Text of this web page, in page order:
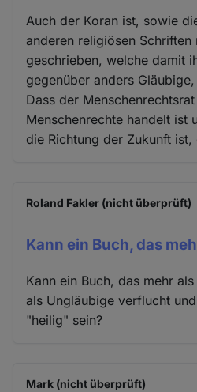
Auch der Koran ist, sowie
anderen religiösen Schriften
geschrieben, welche damit
gegenüber anders
Dass der
Menschenrechte handelt ist
die Richtung der Zukunft ist,
Roland Fakler (nicht überprüft)
Kann ein Buch, das
Kann ein Buch, das mehr
als Ungläubige verflucht
"heilig" sein?
Mark (nicht überprüft)